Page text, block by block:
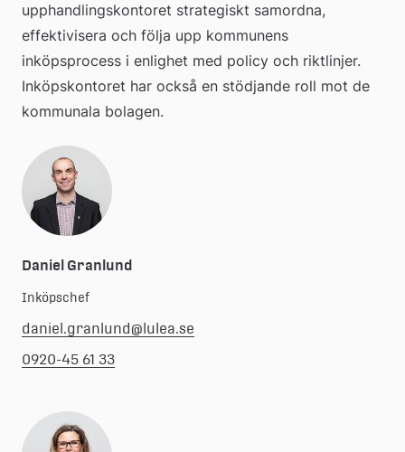
upphandlingskontoret strategiskt samordna,
effektivisera och följa upp kommunens
inköpsprocess i enlighet med policy och riktlinjer.
Inköpskontoret har också en stödjande roll mot de
kommunala bolagen.
Daniel Granlund
Inköpschef
daniel.granlund@lulea.se
0920-45 61 33